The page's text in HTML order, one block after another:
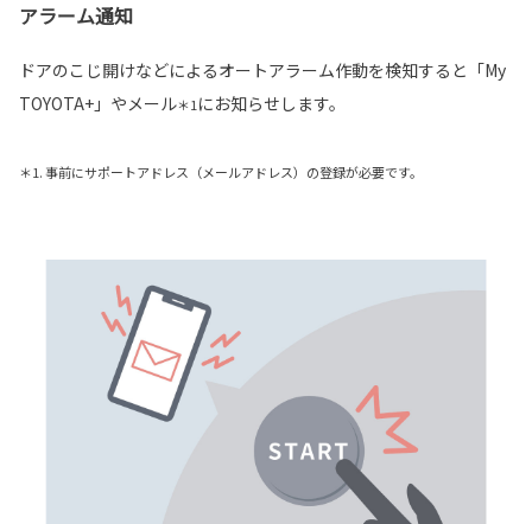
アラーム通知
ドアのこじ開けなどによるオートアラーム作動を検知すると「My
TOYOTA+」やメール＊1にお知らせします。
＊1. 事前にサポートアドレス（メールアドレス）の登録が必要です。